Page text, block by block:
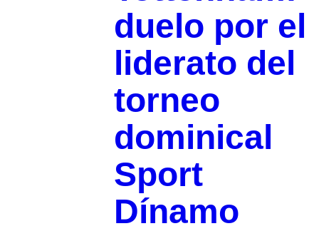
duelo por el
liderato del
torneo
dominical
Sport
Dínamo